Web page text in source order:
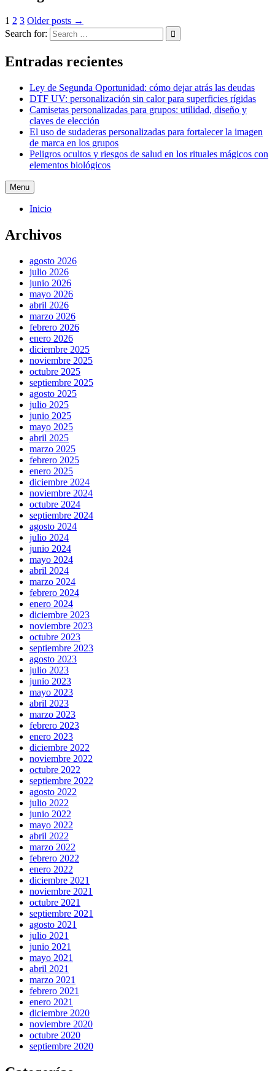
1 2 3 Older posts →
Search for:
Entradas recientes
Ley de Segunda Oportunidad: cómo dejar atrás las deudas
DTF UV: personalización sin calor para superficies rígidas
Camisetas personalizadas para grupos: utilidad, diseño y
claves de elección
El uso de sudaderas personalizadas para fortalecer la imagen
de marca en los grupos
Peligros ocultos y riesgos de salud en los rituales mágicos con
elementos biológicos
Menu
Inicio
Archivos
agosto 2026
julio 2026
junio 2026
mayo 2026
abril 2026
marzo 2026
febrero 2026
enero 2026
diciembre 2025
noviembre 2025
octubre 2025
septiembre 2025
agosto 2025
julio 2025
junio 2025
mayo 2025
abril 2025
marzo 2025
febrero 2025
enero 2025
diciembre 2024
noviembre 2024
octubre 2024
septiembre 2024
agosto 2024
julio 2024
junio 2024
mayo 2024
abril 2024
marzo 2024
febrero 2024
enero 2024
diciembre 2023
noviembre 2023
octubre 2023
septiembre 2023
agosto 2023
julio 2023
junio 2023
mayo 2023
abril 2023
marzo 2023
febrero 2023
enero 2023
diciembre 2022
noviembre 2022
octubre 2022
septiembre 2022
agosto 2022
julio 2022
junio 2022
mayo 2022
abril 2022
marzo 2022
febrero 2022
enero 2022
diciembre 2021
noviembre 2021
octubre 2021
septiembre 2021
agosto 2021
julio 2021
junio 2021
mayo 2021
abril 2021
marzo 2021
febrero 2021
enero 2021
diciembre 2020
noviembre 2020
octubre 2020
septiembre 2020